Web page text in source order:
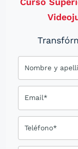
Nombre y
Email*
Teléfono*